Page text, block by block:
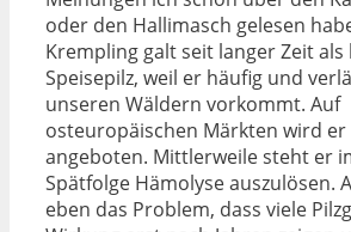
oder den Hallimasch gelesen
Krempling galt seit langer Zeit
Speisepilz, weil er häufig und
unseren Wäldern vorkommt. Auf
osteuropäischen Märkten wird
angeboten. Mittlerweile steht er
Spätfolge Hämolyse auszulösen.
eben das Problem, dass viele